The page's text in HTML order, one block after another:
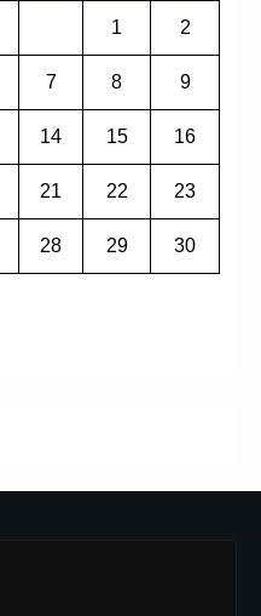
1 2
7 8 9
14 15 16
21 22 23
28 29 30